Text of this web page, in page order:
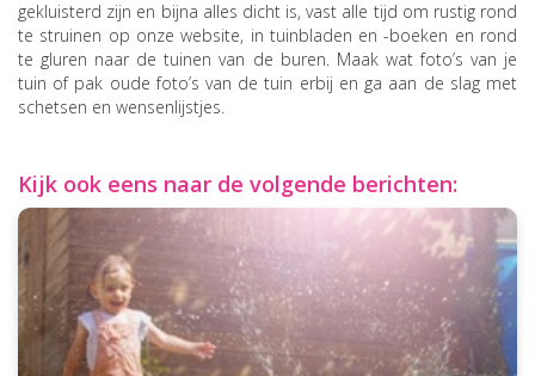
gekluisterd zijn en bijna alles dicht is, vast alle tijd om rustig rond
te struinen op onze website, in tuinbladen en -boeken en rond
te gluren naar de tuinen van de buren. Maak wat foto’s van je
tuin of pak oude foto’s van de tuin erbij en ga aan de slag met
schetsen en wensenlijstjes.
Kijk ook eens naar de volgende berichten: